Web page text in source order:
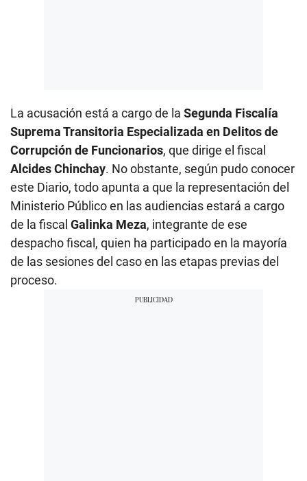
La acusación está a cargo de la Segunda Fiscalía
Suprema Transitoria Especializada en Delitos de
Corrupción de Funcionarios, que dirige el fiscal
Alcides Chinchay. No obstante, según pudo conocer
este Diario, todo apunta a que la representación del
Ministerio Público en las audiencias estará a cargo
de la fiscal Galinka Meza, integrante de ese
despacho fiscal, quien ha participado en la mayoría
de las sesiones del caso en las etapas previas del
proceso.